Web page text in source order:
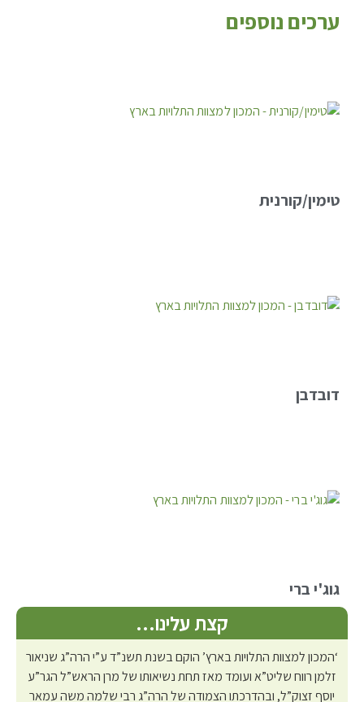
ערכים נוספים
טימין/קורנית
דובדבן
גוג'י ברי
קצת עלינו…
‘המכון למצוות התלויות בארץ’ הוקם בשנת תשנ”ד ע”י הרה”ג שניאור
זלמן רווח שליט”א ועומד מאז תחת נשיאותו של מרן הראש”ל הגר”ע
יוסף זצוק”ל, ובהדרכתו הצמודה של הרה”ג רבי שלמה משה עמאר